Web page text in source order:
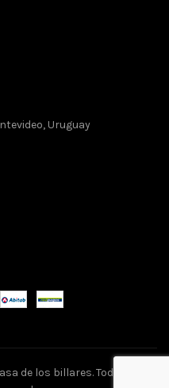
Uruguay
de los billares. Todos los